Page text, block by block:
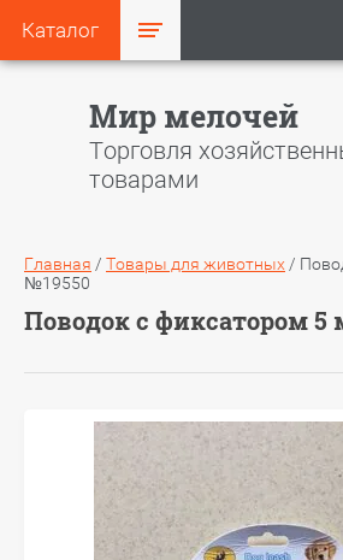
Каталог
Мир мелочей
Торговля
товарами
Главная / Товары для животных /
№19550
Поводок с фиксатором 5